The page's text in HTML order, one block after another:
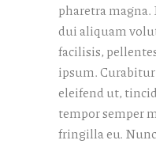
pharetra
dui aliquam
facilisis,
ipsum.
eleifend ut,
tempor semper
fringilla eu.